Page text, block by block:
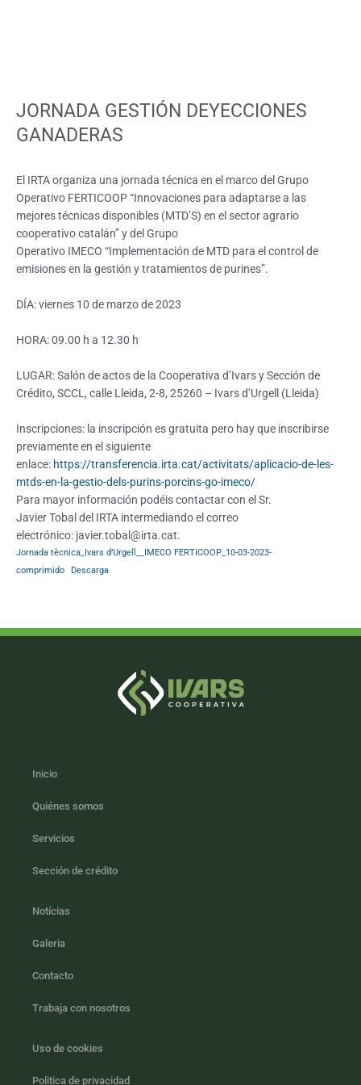
JORNADA GESTIÓN DEYECCIONES
GANADERAS
El IRTA organiza una jornada técnica en el marco del Grupo
Operativo FERTICOOP “Innovaciones para adaptarse a las
mejores técnicas disponibles (MTD’S) en el sector agrario
cooperativo catalán” y del Grupo
Operativo IMECO “Implementación de MTD para el control de
emisiones en la gestión y tratamientos de purines”.
DÍA: viernes 10 de marzo de 2023
HORA: 09.00 h a 12.30 h
LUGAR: Salón de actos de la Cooperativa d’Ivars y Sección de
Crédito, SCCL, calle Lleida, 2-8, 25260 – Ivars d’Urgell (Lleida)
Inscripciones: la inscripción es gratuita pero hay que inscribirse
previamente en el siguiente
enlace: https://transferencia.irta.cat/activitats/aplicacio-de-les-
mtds-en-la-gestio-dels-purins-porcins-go-imeco/
Para mayor información podéis contactar con el Sr.
Javier Tobal del IRTA intermediando el correo
electrónico: javier.tobal@irta.cat.
Jornada tècnica_Ivars d’Urgell__IMECO FERTICOOP_10-03-2023-
comprimido
Descarga
Inicio
Quiénes somos
Servicios
Sección de crédito
Notícias
Galeria
Contacto
Trabaja con nosotros
Uso de cookies
Politica de privacidad